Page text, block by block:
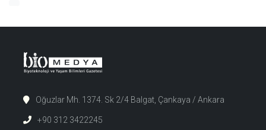
Oğuzlar Mh. 1374. Sk 2/4 Balgat, Çankaya / Ankara
+90 312 3422245